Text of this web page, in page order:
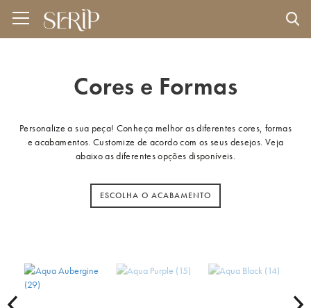
Cores e Formas
Personalize a sua peça! Conheça melhor as diferentes cores, formas
e acabamentos. Customize de acordo com os seus desejos. Veja
abaixo as diferentes opções disponíveis.
ESCOLHA O ACABAMENTO